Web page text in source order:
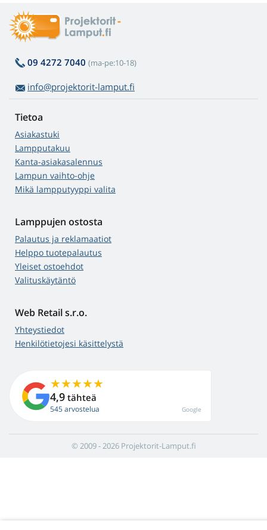
09 4272 7040 (ma-pe:10-18)
info@projektorit-lamput.fi
Tietoa
Asiakastuki
Lampputakuu
Kanta-asiakasalennus
Lampun vaihto-ohje
Mikä lampputyyppi valita
Lamppujen ostosta
Palautus ja reklamaatiot
Helppo tuotepalautus
Yleiset ostoehdot
Valituskäytäntö
Web Retail s.r.o.
Yhteystiedot
Henkilötietojesi käsittelystä
4,9 tähteä
545 arvostelua Google
© 2009 - 2026 Projektorit-Lamput.fi